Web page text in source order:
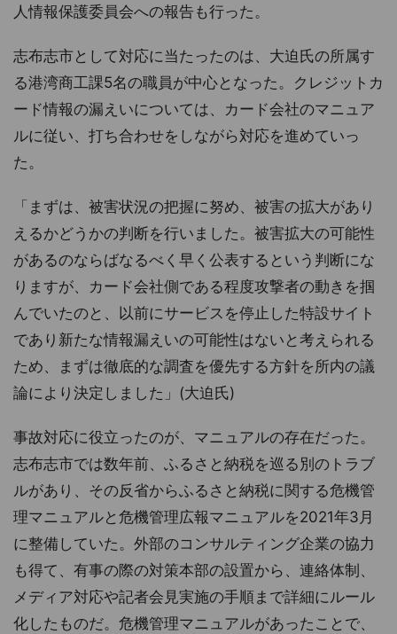
人情報保護委員会への報告も行った。
志布志市として対応に当たったのは、大迫氏の所属す
る港湾商工課5名の職員が中心となった。クレジットカ
ード情報の漏えいについては、カード会社のマニュア
ルに従い、打ち合わせをしながら対応を進めていっ
た。
「まずは、被害状況の把握に努め、被害の拡大があり
えるかどうかの判断を行いました。被害拡大の可能性
があるのならばなるべく早く公表するという判断にな
りますが、カード会社側である程度攻撃者の動きを掴
んでいたのと、以前にサービスを停止した特設サイト
であり新たな情報漏えいの可能性はないと考えられる
ため、まずは徹底的な調査を優先する方針を所内の議
論により決定しました」(大迫氏)
事故対応に役立ったのが、マニュアルの存在だった。
志布志市では数年前、ふるさと納税を巡る別のトラブ
ルがあり、その反省からふるさと納税に関する危機管
理マニュアルと危機管理広報マニュアルを2021年3月
に整備していた。外部のコンサルティング企業の協力
も得て、有事の際の対策本部の設置から、連絡体制、
メディア対応や記者会見実施の手順まで詳細にルール
化したものだ。危機管理マニュアルがあったことで、